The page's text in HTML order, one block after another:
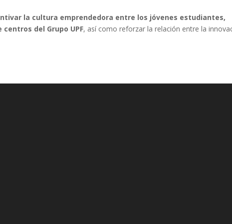
la cultura emprendedora entre los jóvenes estudiantes,
centros del Grupo UPF, así como reforzar la relación entre la